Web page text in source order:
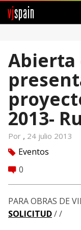
vjspain
Foros
Noticias
Vjspain
Ayuda
Contacto
Entrar
Crear Cuenta
Abierta
2013-
Por , 24 julio 2013
tag Eventos
comment 0
PARA OBRAS DE
SOLICITUD/ /